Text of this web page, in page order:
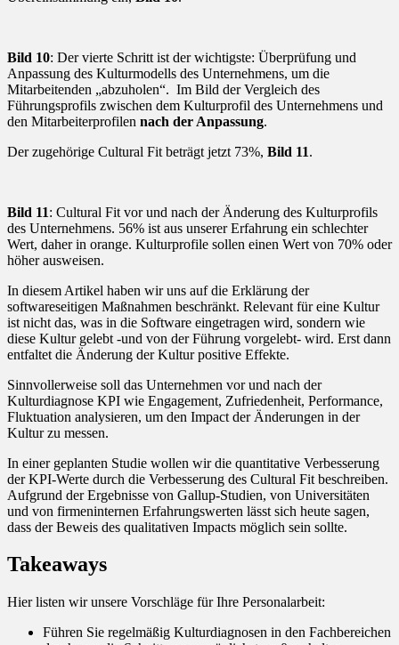
Bild 10: Der vierte Schritt ist der wichtigste: Überprüfung und
Anpassung des Kulturmodells des Unternehmens, um die
Mitarbeitenden „abzuholen“. Im Bild der Vergleich des
Führungsprofils zwischen dem Kulturprofil des Unternehmens und
den Mitarbeiterprofilen nach der Anpassung.
Der zugehörige Cultural Fit beträgt jetzt 73%, Bild 11.
Bild 11: Cultural Fit vor und nach der Änderung des Kulturprofils
des Unternehmens. 56% ist aus unserer Erfahrung ein schlechter
Wert, daher in orange. Kulturprofile sollen einen Wert von 70% oder
höher ausweisen.
In diesem Artikel haben wir uns auf die Erklärung der
softwareseitigen Maßnahmen beschränkt. Relevant für eine Kultur
ist nicht das, was in die Software eingetragen wird, sondern wie
diese Kultur gelebt -und von der Führung vorgelebt- wird. Erst dann
entfaltet die Änderung der Kultur positive Effekte.
Sinnvollerweise soll das Unternehmen vor und nach der
Kulturdiagnose KPI wie Engagement, Zufriedenheit, Performance,
Fluktuation analysieren, um den Impact der Änderungen in der
Kultur zu messen.
In einer geplanten Studie wollen wir die quantitative Verbesserung
der KPI-Werte durch die Verbesserung des Cultural Fit beschreiben.
Aufgrund der Ergebnisse von Gallup-Studien, von Universitäten
und von firmeninternen Erfahrungswerten lässt sich heute sagen,
dass der Beweis des qualitativen Impacts möglich sein sollte.
Takeaways
Hier listen wir unsere Vorschläge für Ihre Personalarbeit:
Führen Sie regelmäßig Kulturdiagnosen in den Fachbereichen